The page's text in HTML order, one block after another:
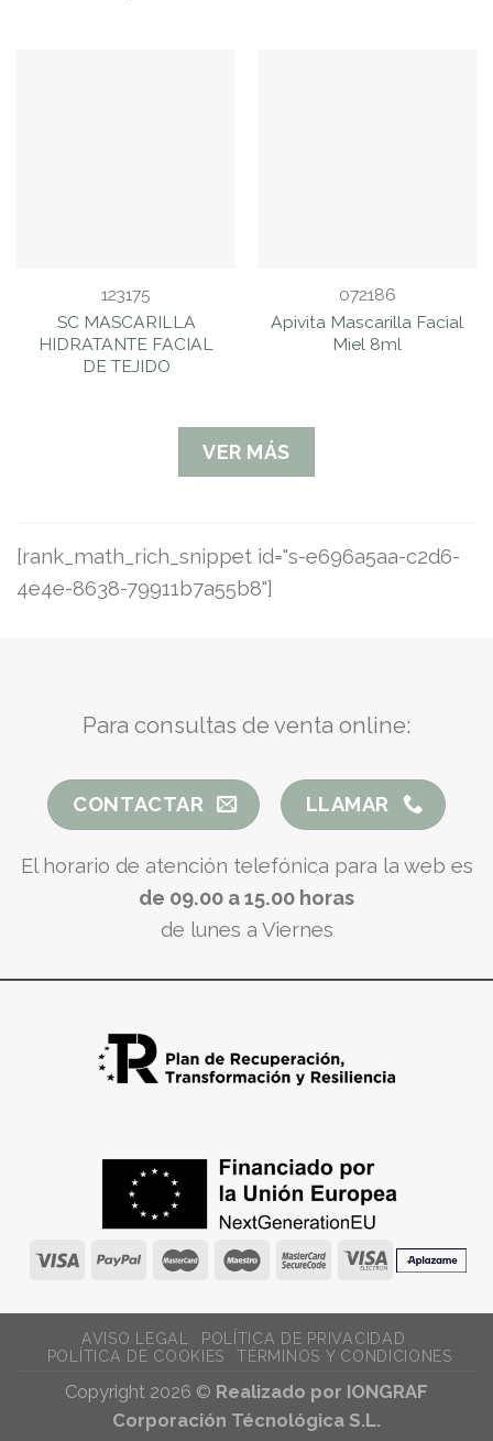
123175
SC MASCARILLA
HIDRATANTE FACIAL
DE TEJIDO
072186
Apivita Mascarilla Facial
Miel 8ml
VER MÁS
[rank_math_rich_snippet id="s-e696a5aa-c2d6-
4e4e-8638-79911b7a55b8"]
Para consultas de venta online:
CONTACTAR LLAMAR
El horario de atención telefónica para la web es
de 09.00 a 15.00 horas
de lunes a Viernes
AVISO LEGAL
POLÍTICA DE PRIVACIDAD
POLÍTICA DE COOKIES
TÉRMINOS Y CONDICIONES
Copyright 2026 © Realizado por IONGRAF
Corporación Técnológica S.L.